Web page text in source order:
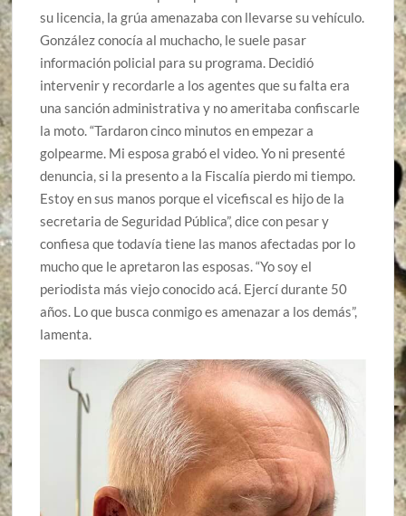
su licencia, la grúa amenazaba con llevarse su vehículo.
González conocía al muchacho, le suele pasar
información policial para su programa. Decidió
intervenir y recordarle a los agentes que su falta era
una sanción administrativa y no ameritaba confiscarle
la moto. “Tardaron cinco minutos en empezar a
golpearme. Mi esposa grabó el video. Yo ni presenté
denuncia, si la presento a la Fiscalía pierdo mi tiempo.
Estoy en sus manos porque el vicefiscal es hijo de la
secretaria de Seguridad Pública”, dice con pesar y
confiesa que todavía tiene las manos afectadas por lo
mucho que le apretaron las esposas. “Yo soy el
periodista más viejo conocido acá. Ejercí durante 50
años. Lo que busca conmigo es amenazar a los demás”,
lamenta.